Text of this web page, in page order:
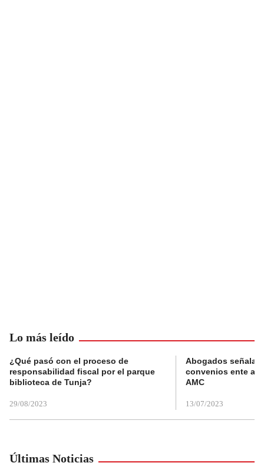
Lo más leído
¿Qué pasó con el proceso de
responsabilidad fiscal por el parque
biblioteca de Tunja?
29/08/2023
Abogados
convenios ente
AMC
13/07/2023
Últimas Noticias